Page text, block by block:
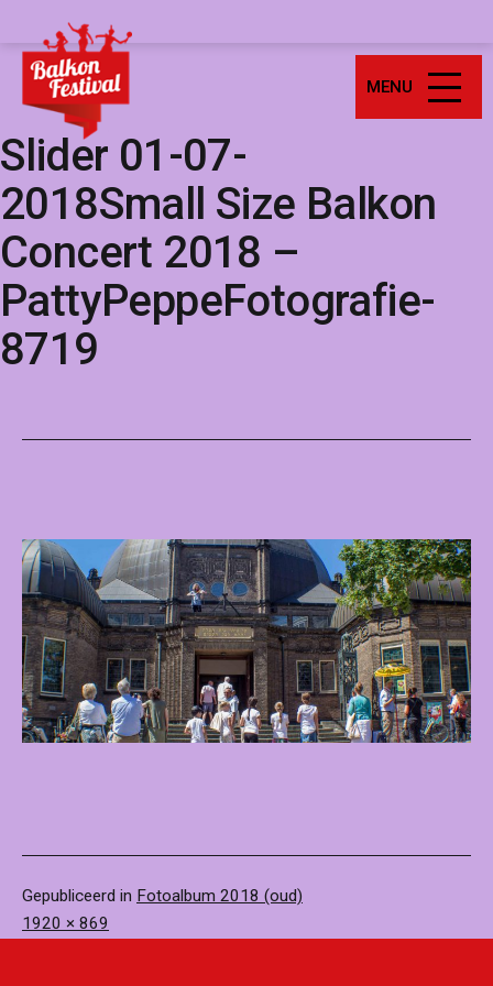
naar
inhoud
Balkonfestival
MENU
Slider 01-07-
2018Small Size Balkon
Concert 2018 –
PattyPeppeFotografie-
8719
Gepubliceerd in Fotoalbum 2018 (oud)
Volledige
1920 × 869